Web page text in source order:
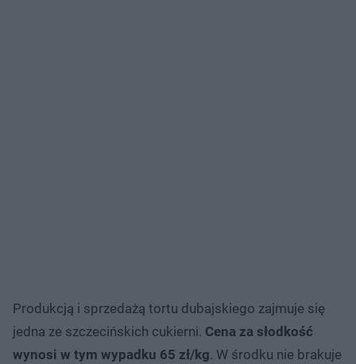
Produkcją i sprzedażą tortu dubajskiego zajmuje się
jedna ze szczecińskich cukierni. Cena za słodkość
wynosi w tym wypadku 65 zł/kg. W środku nie brakuje